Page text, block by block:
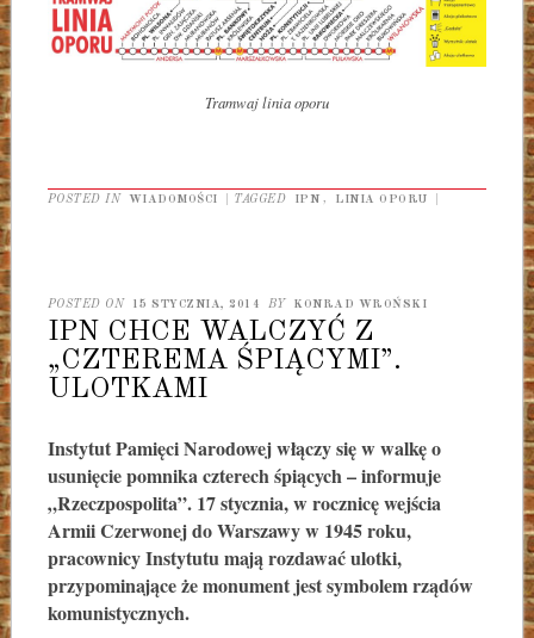
Tramwaj linia oporu
POSTED IN WIADOMOŚCI TAGGED IPN , LINIA OPORU
POSTED ON 15 STYCZNIA, 2014 BY KONRAD WROŃSKI
IPN CHCE WALCZYĆ Z
„CZTEREMA ŚPIĄCYMI”.
ULOTKAMI
Instytut Pamięci Narodowej włączy się w walkę o
usunięcie pomnika czterech śpiących – informuje
„Rzeczpospolita”. 17 stycznia, w rocznicę wejścia
Armii Czerwonej do Warszawy w 1945 roku,
pracownicy Instytutu mają rozdawać ulotki,
przypominające że monument jest symbolem rządów
komunistycznych.